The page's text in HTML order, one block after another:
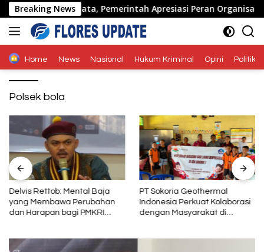
Langsung
ke
konten
Breaking News
di Naimata, Pemerintah Apresiasi Peran Organisasi
Home News Nasional Hukum Kriminal Opini Politik
Polsek bola
Delvis Rettob: Mental Baja
yang Membawa Perubahan
dan Harapan bagi PMKRI
PT Sokoria Geothermal
Indonesia Perkuat Kolaborasi
dengan Masyarakat di